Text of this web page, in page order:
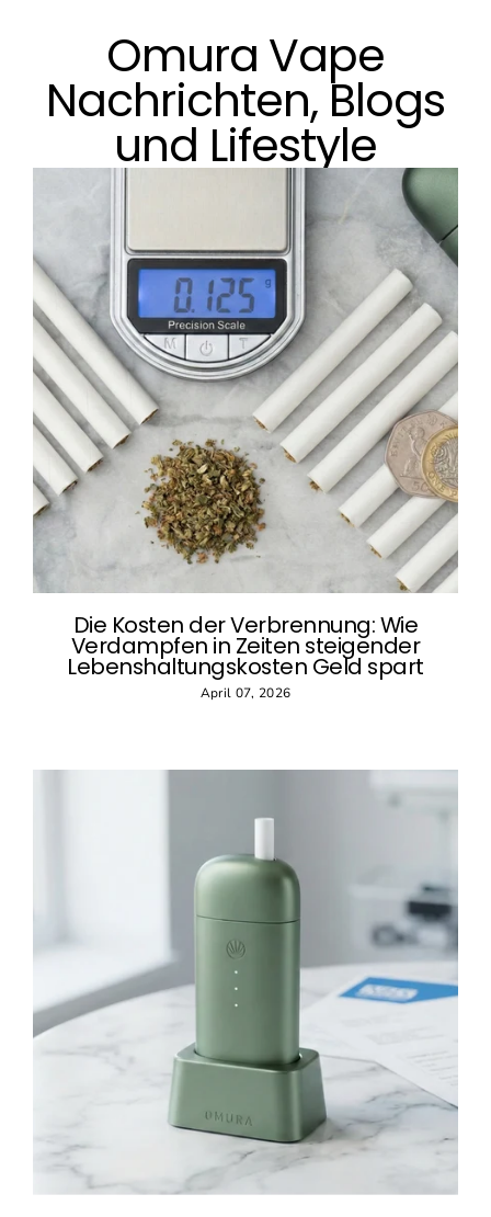
Omura Vape
Nachrichten, Blogs
und Lifestyle
Die Kosten der Verbrennung: Wie
Verdampfen in Zeiten steigender
Lebenshaltungskosten Geld spart
April 07, 2026